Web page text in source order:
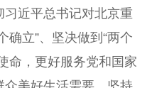
近平总书记对北京重
确立”、坚决做到“两个
命，更好服务党和国家